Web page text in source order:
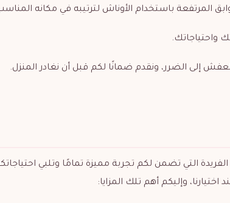
المرتفعة باستخدام الأوناش لترتيبه في مكانه
واحتياجاتك.
إلى الضرر، ونقدم ضمانًا لكم قبل أن نغادر المنزل.
التي تضمن لكم تجربة مميزة تمامًا وتلبي
وإليكم أهم تلك المزايا: